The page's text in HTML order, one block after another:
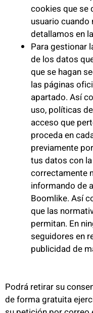
cookies que se
usuario cuando
detallamos en
Para gestionar
de los datos
que se hagan
las páginas
apartado. Así
uso, políticas
acceso que
proceda en
previamente
tus datos con
correctamente
informando de
Boomlike. Así
que las
permitan. En
seguidores en
publicidad de
Podrá retirar su
de forma gratuita